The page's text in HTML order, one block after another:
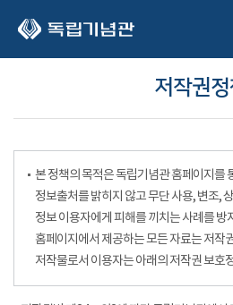
저작권
본 정책의 목적은 독립기념관 홈페이지를
정보출처를 밝히지 않고 무단 사용, 변조,
정보 이용자에게 피해를 끼치는 사례를
홈페이지에서 제공하는 모든 자료는 저작
저작물로서 이용자는 아래의 저작권 보호